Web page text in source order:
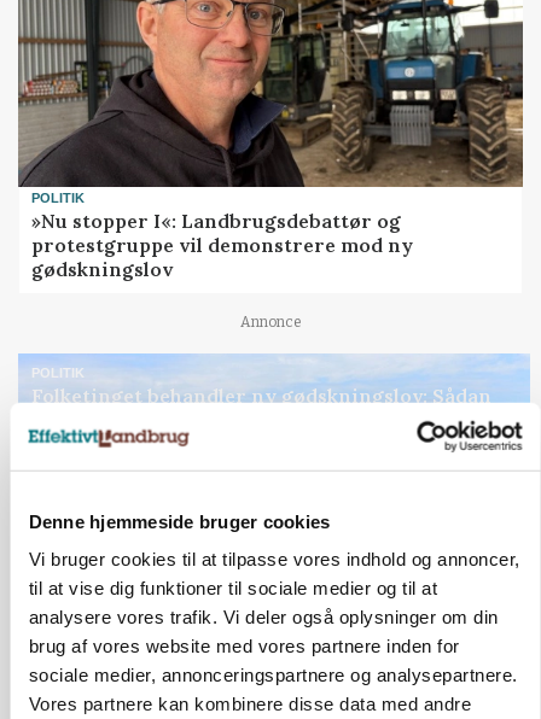
Denne hjemmeside bruger cookies
Vi bruger cookies til at tilpasse vores indhold og annoncer,
til at vise dig funktioner til sociale medier og til at
analysere vores trafik. Vi deler også oplysninger om din
brug af vores website med vores partnere inden for
sociale medier, annonceringspartnere og analysepartnere.
Vores partnere kan kombinere disse data med andre
POLITIK
»Nu stopper I«: Landbrugsdebattør og
protestgruppe vil demonstrere mod ny
gødskningslov
Annonce
POLITIK
Folketinget behandler ny gødskningslov: Sådan
Annonce
Loading...